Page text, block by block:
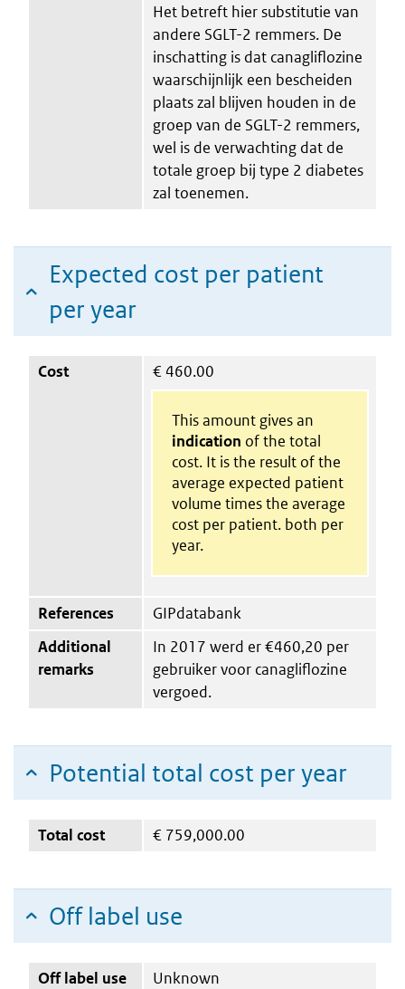
Het betreft hier substitutie van
andere SGLT-2 remmers. De
inschatting is dat canagliflozine
waarschijnlijk een bescheiden
plaats zal blijven houden in de
groep van de SGLT-2 remmers,
wel is de verwachting dat de
totale groep bij type 2 diabetes
zal toenemen.
Expected cost per patient
per year
Cost € 460.00
This amount gives an
indication of the total
cost. It is the result of the
average expected patient
volume times the average
cost per patient. both per
year.
References
GIPdatabank
Additional
remarks
In 2017 werd er €460,20 per
gebruiker voor canagliflozine
vergoed.
Potential total cost per year
Total cost € 759,000.00
Off label use
Off label use Unknown